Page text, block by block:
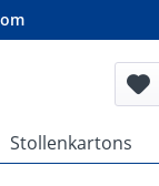
Stollenkartons